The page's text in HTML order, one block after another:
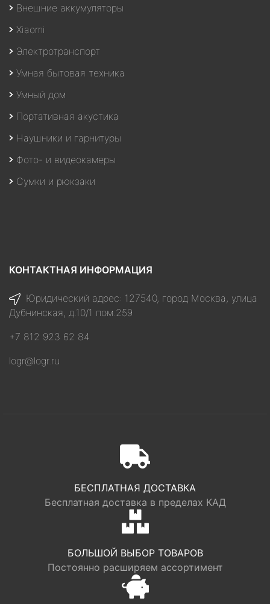
Внешние аккумуляторы
Xiaomi
Электротранспорт
Умная бытовая техника
Умный дом
Портативная акустика
Наушники и гарнитуры
Фото- и видеокамеры
Сумки и рюкзаки
КОНТАКТНАЯ ИНФОРМАЦИЯ
Юридический адрес: 127540, город Москва, улица
Дубнинская, д.10/1 пом.259
+7 812 923 62 84
logr@logr.ru
БЕСПЛАТНАЯ ДОСТАВКА
Бесплатная доставка в пределах КАД
БОЛЬШОЙ ВЫБОР ТОВАРОВ
Постоянно расширяем ассортимент